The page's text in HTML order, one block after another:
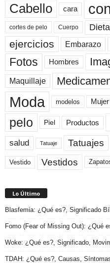
Cabello cara
cortes de pelo Cuerpo Dieta
ejercicios Embarazo
Fotos Hombres
Maquillaje
Moda modelos Mujer
pelo Piel Productos
salud Tatuaje Tatuajes
Vestido Vestidos
Lo Último
Blasfemia: ¿Qué es?, Significado
Fomo (Fear of Missing Out): ¿Qué
Woke: ¿Qué es?, Significado,
TDAH: ¿Qué es?, Causas,